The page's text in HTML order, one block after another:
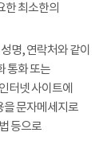
한 최소한의
명, 연락처와 같이
통화 또는
터넷 사이트에
을 문자메세지로
등으로